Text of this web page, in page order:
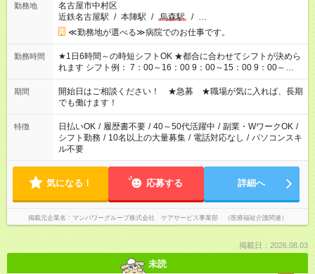
勤務地
名古屋市中村区
近鉄名古屋駅 / 本陣駅 / 烏森駅 / …
≪勤務地が選べる≫病院でのお仕事です。
勤務時間
★1日6時間～の時短シフトOK ★都合に合わせてシフトが決めら
れます シフト例： 7：00～16：00 9：00～15：00 9：00～
18：00 11：00～20：00 など ※Wワークの場合、他のお仕事と
合わせ週40時間超の就業はご案内できません ※法令に基づき、
週20時間以上勤務は社会保険への加入対象となります ※労働者
派遣法（日雇い派遣の原則禁止）により、短時間・短期間の就
業はご案内が難しい場合があります
期間
開始日はご相談ください！ ★急募 ★職場が気に入れば、長期
でも働けます！
特徴 日払いOK / 履歴書不要 / 40～50代活躍中 / 副業・WワークOK /
シフト勤務 / 10名以上の大量募集 / 電話対応なし / パソコンスキ
ル不要
気になる！ 応募する 詳細へ
掲載元企業名 マンパワーグループ株式会社 ケアサービス事業部 （医療福祉介護関連）
掲載日：2026.08.03
未読